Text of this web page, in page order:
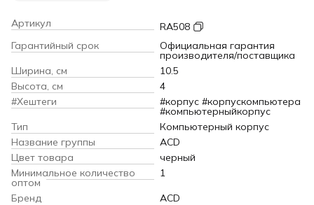
Артикул
RA508
Гарантийный срок
Официальная гарантия
производителя/поставщика
Ширина, см
10.5
Высота, см
4
#Хештеги
#корпус #корпускомпьютера
#компьютерныйкорпус
Тип
Компьютерный корпус
Название группы
ACD
Цвет товара
черный
Минимальное количество
оптом
1
Бренд
ACD